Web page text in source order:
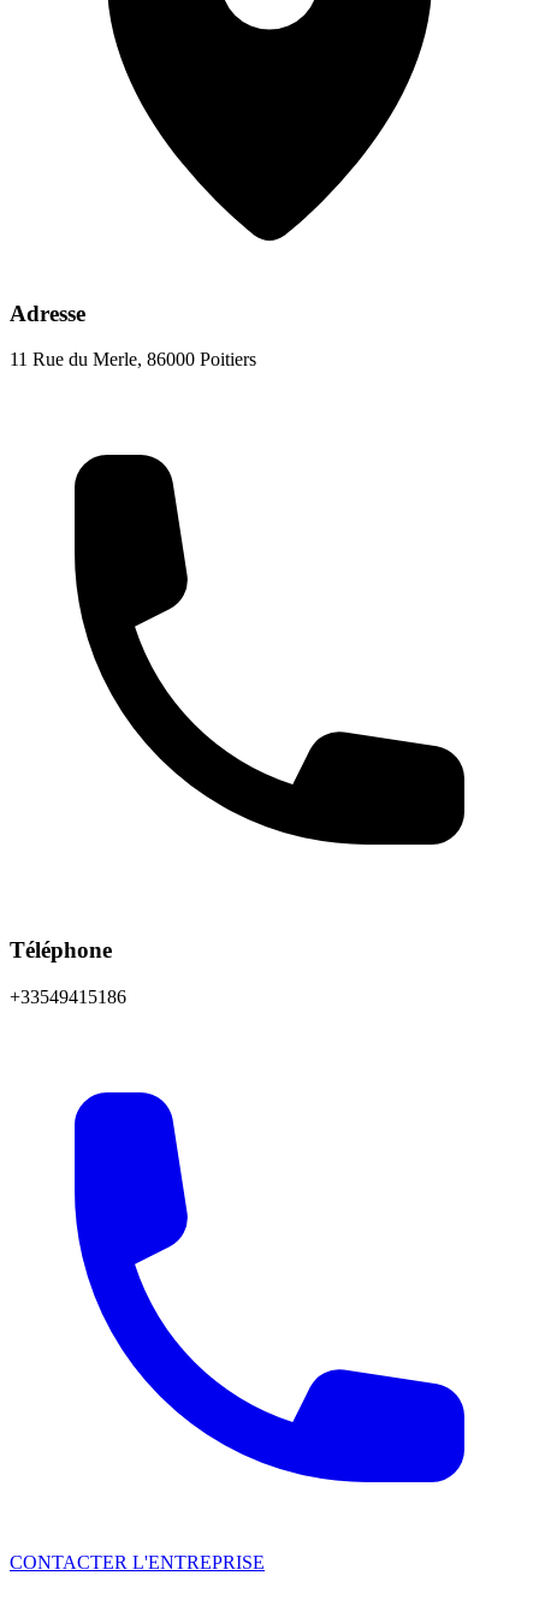
Adresse
11 Rue du Merle, 86000 Poitiers
Téléphone
+33549415186
CONTACTER L'ENTREPRISE